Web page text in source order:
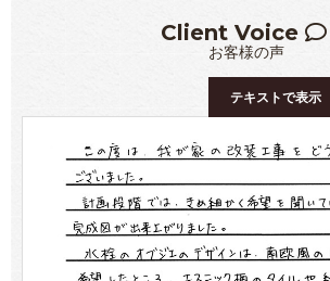
Client Voice
お客様の声
テキストで表示